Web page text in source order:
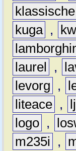
klassische
kuga ,
laurel
,
levorg
,
liteace , lj
logo ,
m235i
,